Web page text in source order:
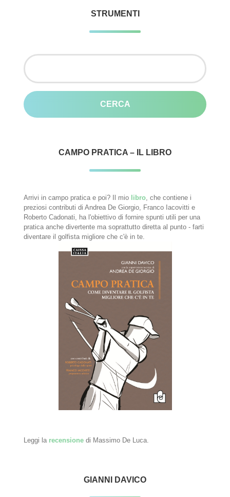
STRUMENTI
Ricerca
CAMPO PRATICA – IL LIBRO
Arrivi in campo pratica e poi? Il mio libro , che contiene i
preziosi contributi di Andrea De Giorgio, Franco Iacovitti e
Roberto Cadonati, ha l'obiettivo di fornire spunti utili per una
pratica anche divertente ma soprattutto diretta al punto - farti
diventare il golfista migliore che c'è in te.
Leggi la recensione di Massimo De Luca.
GIANNI DAVICO